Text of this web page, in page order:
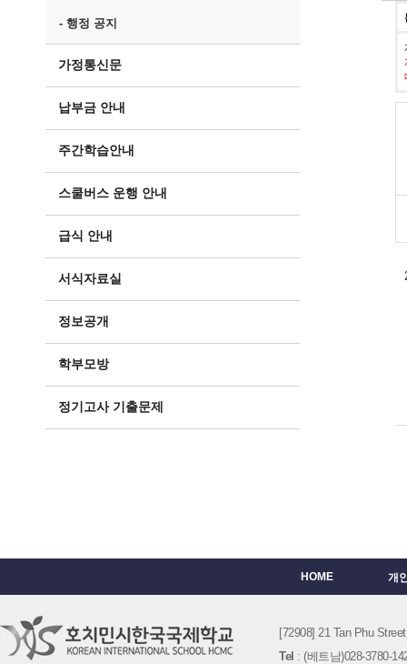
- 행정 공지
가정통신문
납부금 안내
주간학습안내
스쿨버스 운행 안내
급식 안내
서식자료실
정보공개
학부모방
정기고사 기출문제
HOME 개
[72908] 21 Tan Phu
Tel : (베트남)028-3780-